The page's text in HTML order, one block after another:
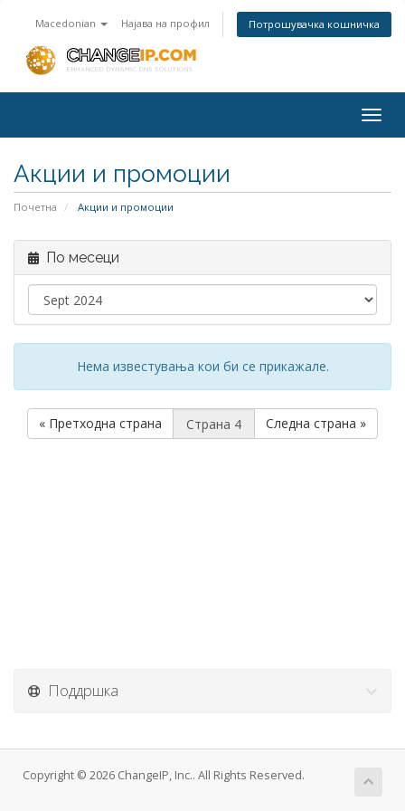
Macedonian Најава на профил Потрошувачка кошничка
Акции и промоции
Почетна Акции и промоции
По месеци
Нема известувања кои би се прикажале.
« Претходна страна Следна страна »
Поддршка
Copyright © 2026 ChangeIP, Inc.. All Rights Reserved.